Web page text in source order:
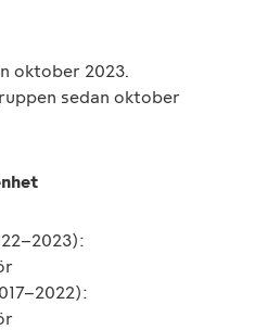
oktober 2023.
sedan oktober